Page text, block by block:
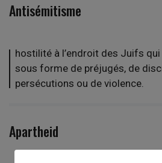
Antisémitisme
hostilité à l’endroit des Juifs
sous forme de préjugés, de
persécutions ou de violence.
Apartheid